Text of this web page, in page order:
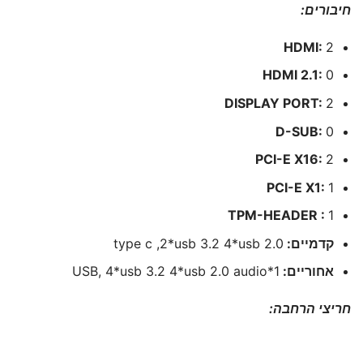
חיבורים:
HDMI: 2
HDMI 2.1: 0
DISPLAY PORT: 2
D-SUB: 0
PCI-E X16: 2
PCI-E X1: 1
TPM-HEADER : 1
קדמיים: type c ,2*usb 3.2 4*usb 2.0
אחוריים: 1*USB, 4*usb 3.2 4*usb 2.0 audio
חריצי הרחבה: